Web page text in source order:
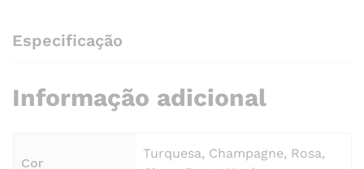
Especificação
Informação adicional
Cor
Turquesa, Champagne, Rosa,